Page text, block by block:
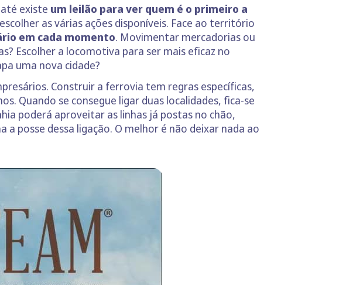
existe um leilão para ver quem é o primeiro a
as várias ações disponíveis. Face ao território
em cada momento. Movimentar mercadorias ou
Escolher a locomotiva para ser mais eficaz no
uma nova cidade?
Construir a ferrovia tem regras específicas,
Quando se consegue ligar duas localidades, fica-se
poderá aproveitar as linhas já postas no chão,
posse dessa ligação. O melhor é não deixar nada ao